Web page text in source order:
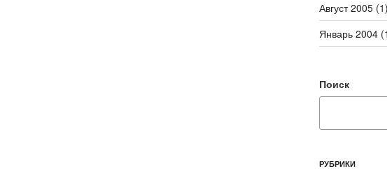
Август 2005(1)
Январь 2004
Поиск
РУБРИКИ